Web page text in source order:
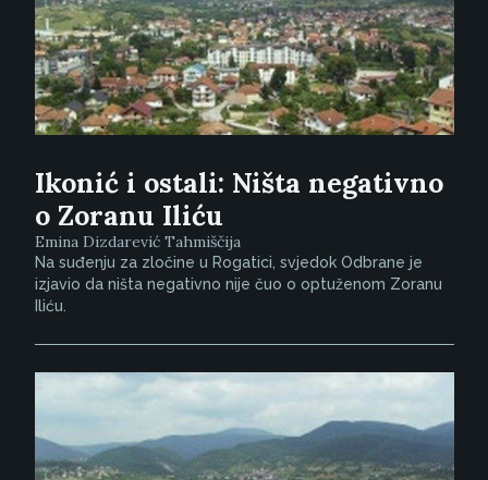
Ikonić i ostali: Ništa negativno
o Zoranu Iliću
Emina Dizdarević Tahmiščija
Na suđenju za zločine u Rogatici, svjedok Odbrane je
izjavio da ništa negativno nije čuo o optuženom Zoranu
Iliću.